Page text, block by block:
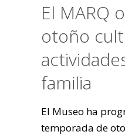
El MARQ
otoño
familia
El Museo ha
temporada de